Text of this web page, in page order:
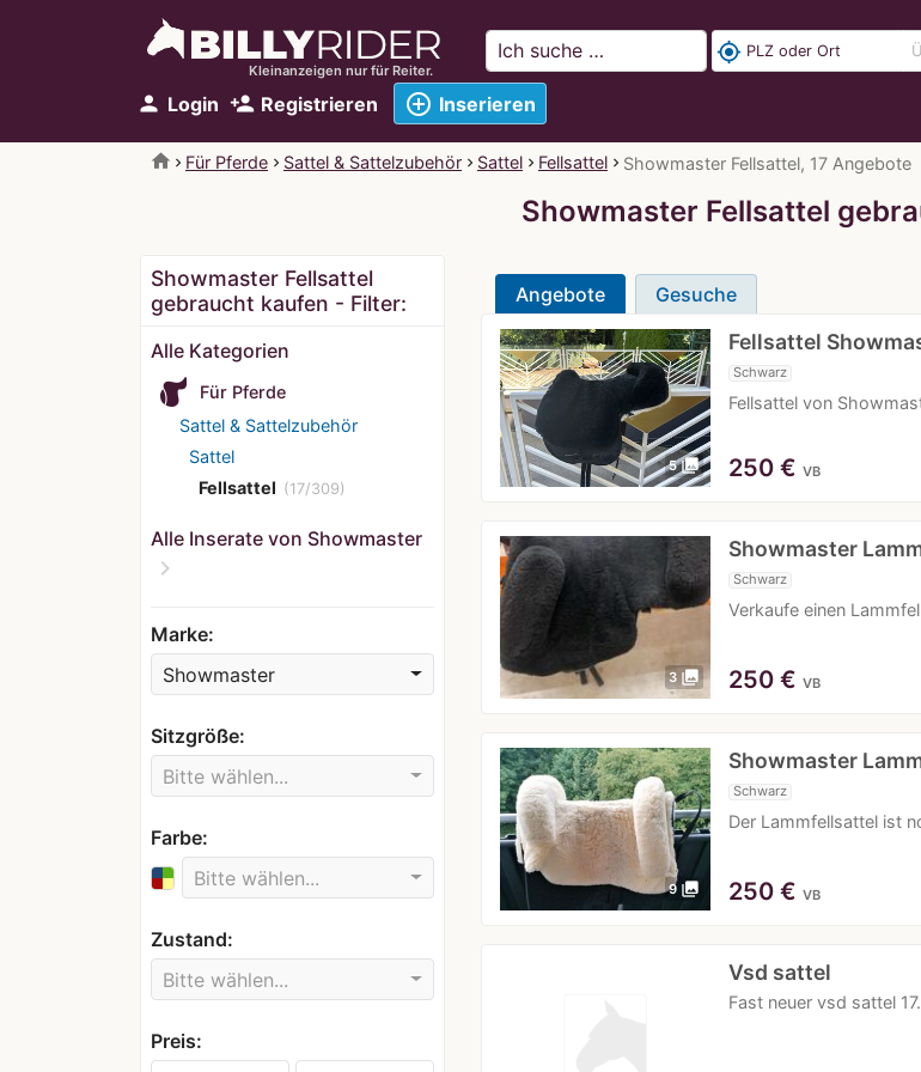
Kleinanzeigen nur für Reiter.
person Login person_add Registrieren add_circle_outline Inserieren
my_location
home Für Pferde Sattel & Sattelzubehör Sattel Fellsattel Showmaster Fellsattel, 17 Angebote
Showmaster Fellsattel
Showmaster Fellsattel
gebraucht kaufen - Filter:
Alle Kategorien
Für Pferde
Sattel & Sattelzubehör
Sattel
Fellsattel (17/309)
Alle Inserate von Showmaster
chevron_right
Marke:
Showmaster
Sitzgröße:
Bitte wählen...
Farbe:
Bitte wählen...
Zustand:
Bitte wählen...
Preis:
Angebote Gesuche
5 photo_library
Fellsattel
Schwarz
Fellsattel von
250 € VB
3 photo_library
Showmaster
Schwarz
Verkaufe einen
250 € VB
9 photo_library
Showmaster
Schwarz
Der Lammfellsattel ist
250 € VB
Vsd sattel
Fast neuer vsd sattel